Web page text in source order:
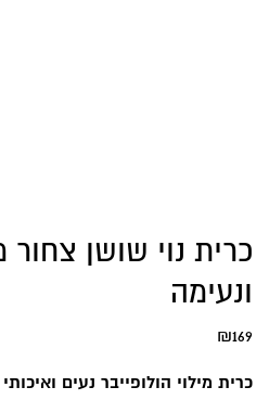
כרית נוי שושן
ונעימה
₪169
כרית מילוי הולופייבר נעים